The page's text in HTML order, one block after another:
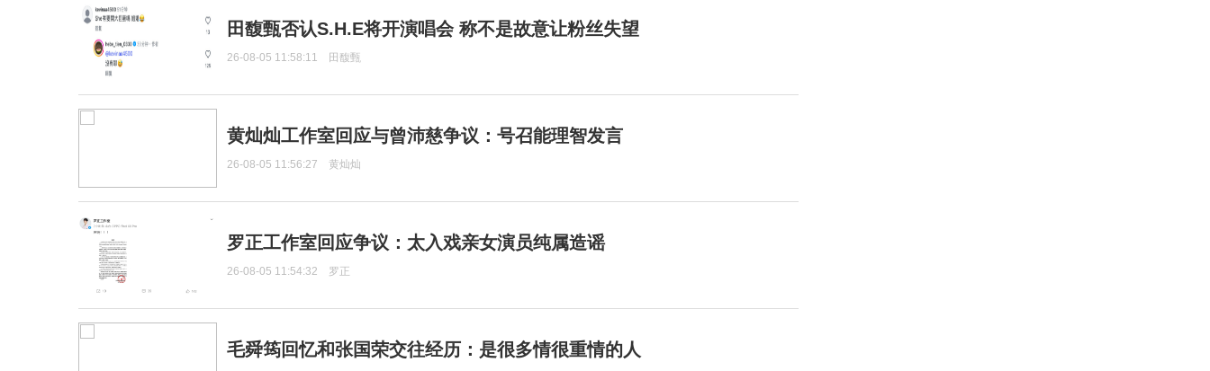
田馥甄否认S.H.E将开演唱会 称不是故意让粉丝失望
26-08-05 11:58:11 田馥甄
黄灿灿工作室回应与曾沛慈争议：号召能理智发言
26-08-05 11:56:27 黄灿灿
罗正工作室回应争议：太入戏亲女演员纯属造谣
26-08-05 11:54:32 罗正
毛舜筠回忆和张国荣交往经历：是很多情很重情的人